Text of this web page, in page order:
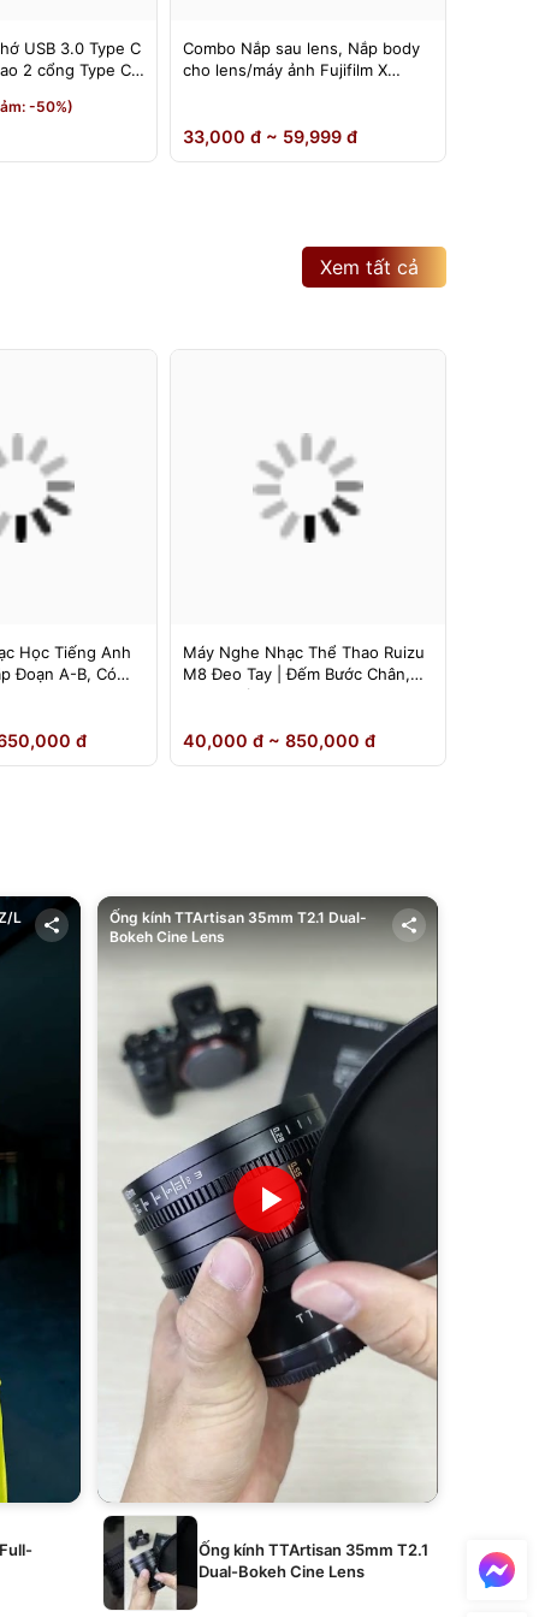
USB 3.0 Type C
2 cổng Type C
-50%)
Combo Nắp sau lens, Nắp body
cho lens/máy ảnh Fujifilm X
33,000 đ ~ 59,999 đ
Xem tất cả
Học Tiếng Anh
Đoạn A-B, Có
đ
Máy Nghe Nhạc Thể Thao Ruizu
M8 Đeo Tay | Đếm Bước Chân,
Loa Ngoài
40,000 đ ~ 850,000 đ
L
Ống kính TTArtisan 35mm T2.1 Dual-
Bokeh Cine Lens
Ống kính TTArtisan 35mm T2.1
Dual-Bokeh Cine Lens